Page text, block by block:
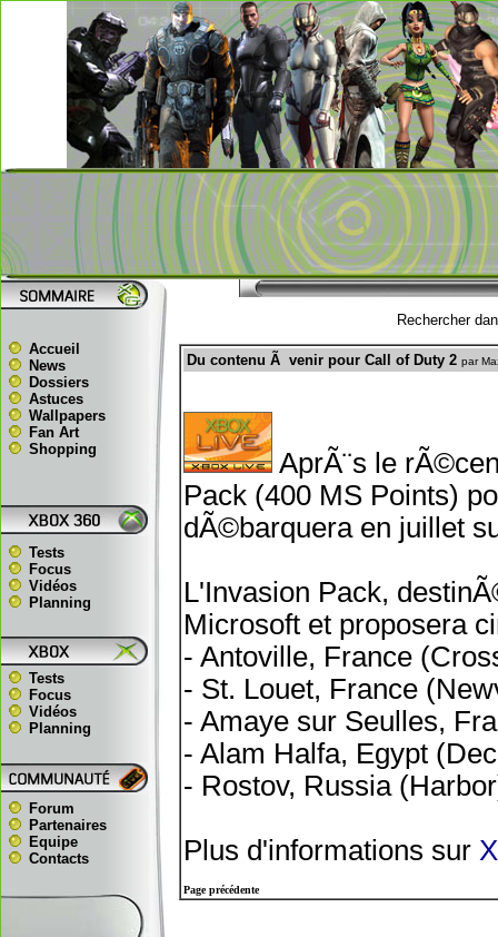
Accueil
News
Dossiers
Astuces
Wallpapers
Fan Art
Shopping
Tests
Focus
Vidéos
Planning
Tests
Focus
Vidéos
Planning
Forum
Partenaires
Equipe
Contacts
Rechercher
Du contenu Ã venir pour Call of Duty 2 par
AprÃ¨s le
Pack (400 MS Points)
dÃ©barquera en juillet
L'Invasion Pack,
Microsoft et proposera
- Antoville, France
- St. Louet, France
- Amaye sur Seulles,
- Alam Halfa, Egypt
- Rostov, Russia
Plus d'informations sur
Page précédente